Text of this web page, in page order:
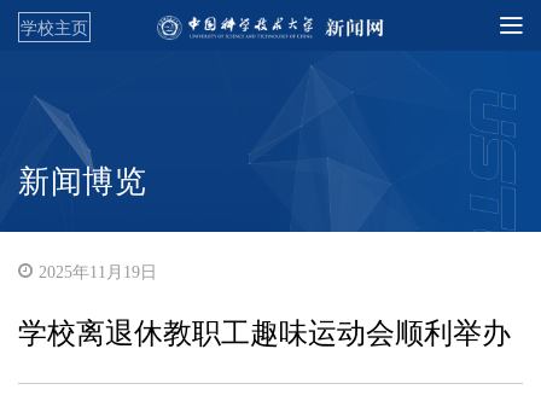
学校主页
新闻博览
2025年11月19日
学校离退休教职工趣味运动会顺利举办